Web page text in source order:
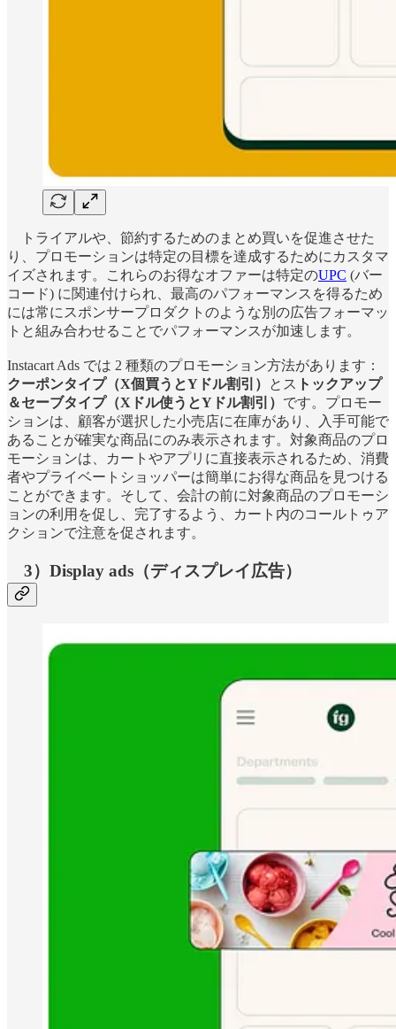
トライアルや、節約するためのまとめ買いを促進させた
り、プロモーションは特定の目標を達成するためにカスタマ
イズされます。これらのお得なオファーは特定のUPC (バー
コード) に関連付けられ、最高のパフォーマンスを得るため
には常にスポンサープロダクトのような別の広告フォーマッ
トと組み合わせることでパフォーマンスが加速します。
Instacart Ads では 2 種類のプロモーション方法があります：
クーポンタイプ（X個買うとYドル割引）
とス トックアップ
＆セーブタイプ（Xドル使うとYドル割引） です。プロモー
ションは、顧客が選択した小売店に在庫があり、入手可能で
あることが確実な商品にのみ表示されます。対象商品のプロ
モーションは、カートやアプリに直接表示されるため、消費
者やプライベートショッパーは簡単にお得な商品を見つける
ことができます。そして、会計の前に対象商品のプロモーシ
ョンの利用を促し、完了するよう、カート内のコールトゥア
クションで注意を促されます。
3）Display ads（ディスプレイ広告）